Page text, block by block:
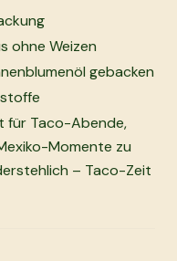
ohne Weizen
gebacken
für Taco-Abende,
Momente zu
– Taco-Zeit